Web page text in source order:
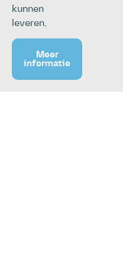
kunnen
leveren.
Meer
informatie